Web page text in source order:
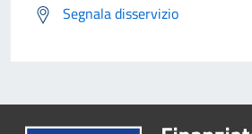
Segnala disservizio